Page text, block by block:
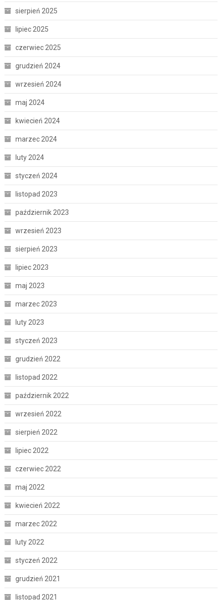
sierpień 2025
lipiec 2025
czerwiec 2025
grudzień 2024
wrzesień 2024
maj 2024
kwiecień 2024
marzec 2024
luty 2024
styczeń 2024
listopad 2023
październik 2023
wrzesień 2023
sierpień 2023
lipiec 2023
maj 2023
marzec 2023
luty 2023
styczeń 2023
grudzień 2022
listopad 2022
październik 2022
wrzesień 2022
sierpień 2022
lipiec 2022
czerwiec 2022
maj 2022
kwiecień 2022
marzec 2022
luty 2022
styczeń 2022
grudzień 2021
listopad 2021